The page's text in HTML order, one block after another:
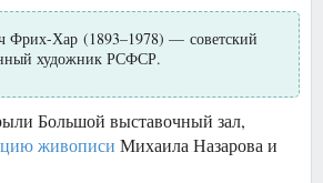
Фрих-Хар (1893–1978) — советский
художник РСФСР.
Большой выставочный зал,
живописи Михаила Назарова и